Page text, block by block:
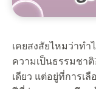
เคยสงสัยไหมว่าท
ความเป็นธรรมชา
เดียว แต่อยู่ที่การเ